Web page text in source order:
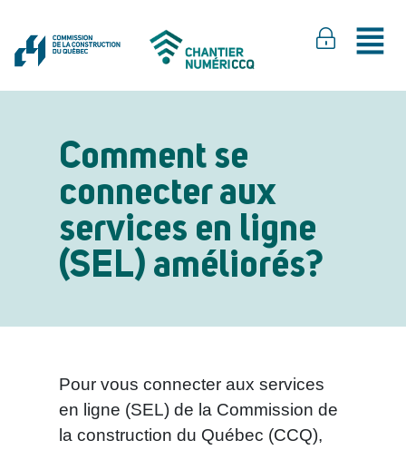
Comment se
connecter aux
services en ligne
(SEL) améliorés?
Pour vous connecter aux services
en ligne (SEL) de la Commission de
la construction du Québec (CCQ),